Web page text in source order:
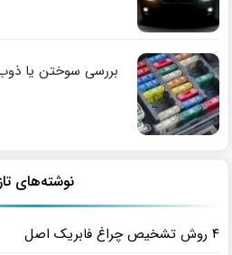
بررسی سوختن یا
نوشته‌های
۴ روش تشخیص چراغ فابریک اصل